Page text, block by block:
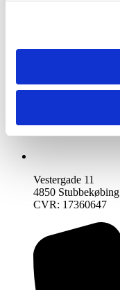
Vestergade 11
4850 Stubbekøbing
CVR: 17360647